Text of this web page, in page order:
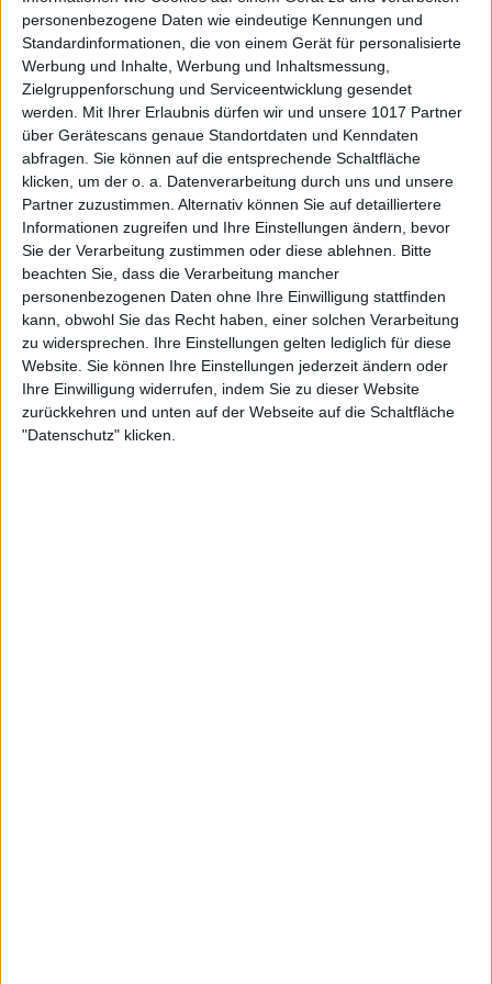
personenbezogene Daten wie eindeutige Kennungen und
Standardinformationen, die von einem Gerät für personalisierte
Werbung und Inhalte, Werbung und Inhaltsmessung,
Zielgruppenforschung und Serviceentwicklung gesendet
werden.
Mit Ihrer Erlaubnis dürfen wir und unsere 1017 Partner
über Gerätescans genaue Standortdaten und Kenndaten
abfragen. Sie können auf die entsprechende Schaltfläche
klicken, um der o. a. Datenverarbeitung durch uns und unsere
Partner zuzustimmen. Alternativ können Sie auf detailliertere
Informationen zugreifen und Ihre Einstellungen ändern, bevor
Sie der Verarbeitung zustimmen oder diese ablehnen.
Bitte
beachten Sie, dass die Verarbeitung mancher
personenbezogenen Daten ohne Ihre Einwilligung stattfinden
kann, obwohl Sie das Recht haben, einer solchen Verarbeitung
zu widersprechen. Ihre Einstellungen gelten lediglich für diese
Website. Sie können Ihre Einstellungen jederzeit ändern oder
Ihre Einwilligung widerrufen, indem Sie zu dieser Website
zurückkehren und unten auf der Webseite auf die Schaltfläche
"Datenschutz" klicken.